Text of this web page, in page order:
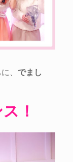
、 でまし
！